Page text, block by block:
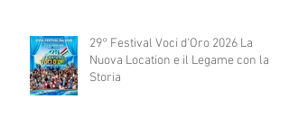
29° Festival Voci d'Oro 2026 La
Nuova Location e il Legame con la
Storia